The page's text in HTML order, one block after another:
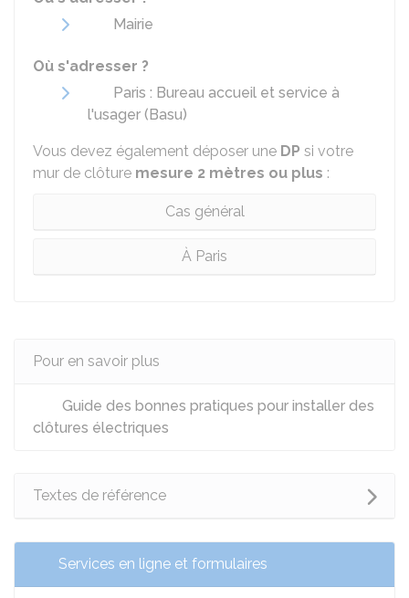
Mairie
Où s'adresser ?
Paris : Bureau accueil et service à
l'usager (Basu)
Vous devez également déposer une DP si votre
mur de clôture mesure 2 mètres ou plus :
Cas général
À Paris
Pour en savoir plus
Guide des bonnes pratiques pour installer des
clôtures électriques
Textes de référence
Services en ligne et formulaires